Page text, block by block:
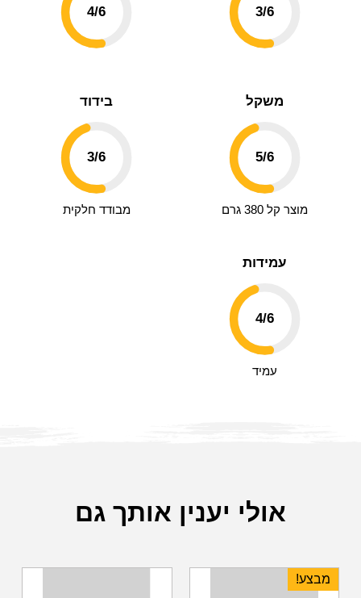
3/6
4/6
משקל
5/6
מוצר קל 380 גרם
בידוד
3/6
מבודד חלקית
עמידות
4/6
עמיד
אולי יענין אותך גם
מבצע!